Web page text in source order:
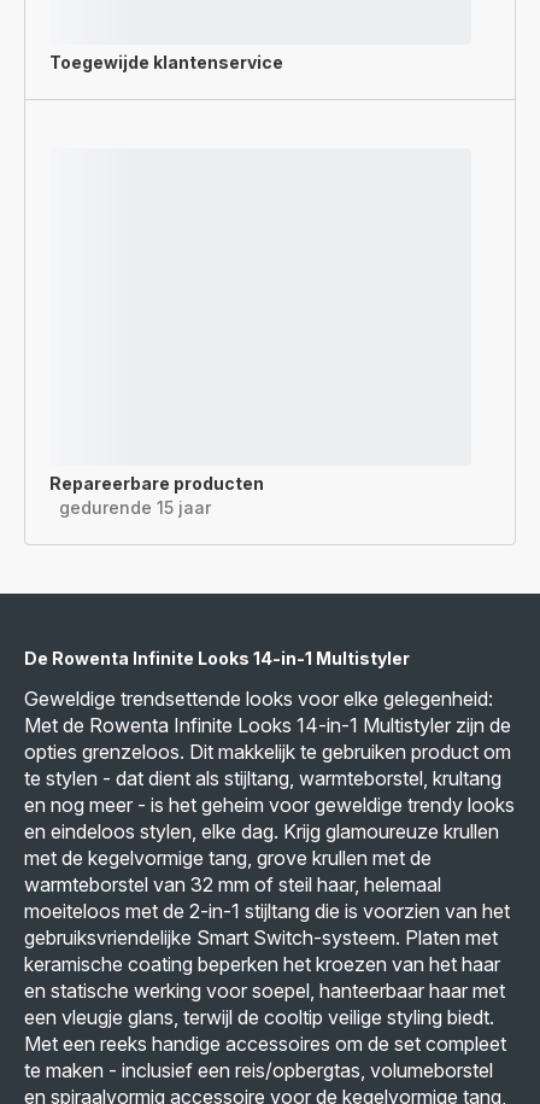
Toegewijde klantenservice
Repareerbare producten
gedurende 15 jaar
De Rowenta Infinite Looks 14-in-1 Multistyler
Geweldige trendsettende looks voor elke gelegenheid:
Met de Rowenta Infinite Looks 14-in-1 Multistyler zijn de
opties grenzeloos. Dit makkelijk te gebruiken product om
te stylen - dat dient als stijltang, warmteborstel, krultang
en nog meer - is het geheim voor geweldige trendy looks
en eindeloos stylen, elke dag. Krijg glamoureuze krullen
met de kegelvormige tang, grove krullen met de
warmteborstel van 32 mm of steil haar, helemaal
moeiteloos met de 2-in-1 stijltang die is voorzien van het
gebruiksvriendelijke Smart Switch-systeem. Platen met
keramische coating beperken het kroezen van het haar
en statische werking voor soepel, hanteerbaar haar met
een vleugje glans, terwijl de cooltip veilige styling biedt.
Met een reeks handige accessoires om de set compleet
te maken - inclusief een reis/opbergtas, volumeborstel
en spiraalvormig accessoire voor de kegelvormige tang,